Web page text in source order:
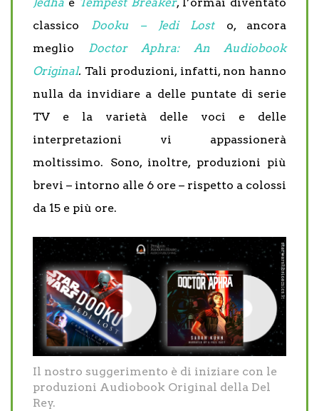
classico Dooku – Jedi Losto, ancora
meglio Doctor Aphra: An Audiobook
Original. Tali produzioni, infatti, non hanno
nulla da invidiare a delle puntate di serie
TV e la varietà delle voci e delle
interpretazioni vi appassionerà
moltissimo. Sono, inoltre, produzioni più
brevi – intorno alle 6 ore – rispetto a colossi
da 15 e più ore.
Il nostro suggerimento è di iniziare con le
produzioni Audiobook Original della Del
Rey.